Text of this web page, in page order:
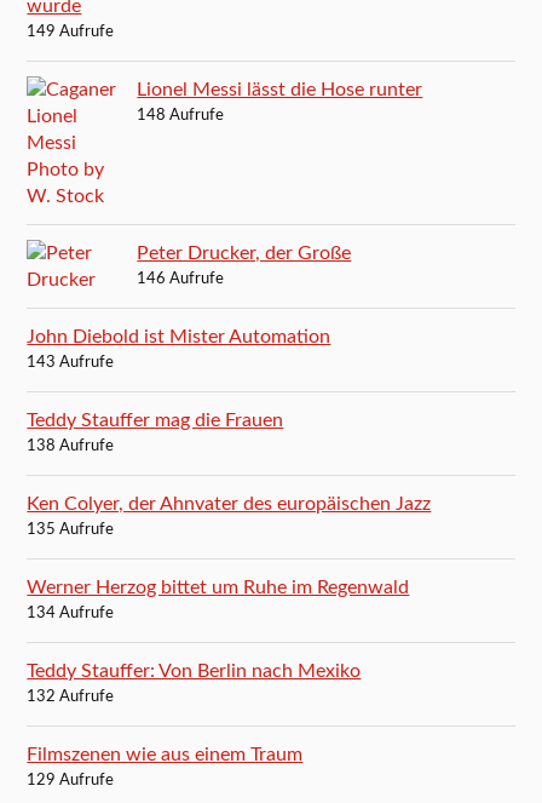
wurde
149 Aufrufe
Lionel Messi lässt die Hose runter
148 Aufrufe
Peter Drucker, der Große
146 Aufrufe
John Diebold ist Mister Automation
143 Aufrufe
Teddy Stauffer mag die Frauen
138 Aufrufe
Ken Colyer, der Ahnvater des europäischen Jazz
135 Aufrufe
Werner Herzog bittet um Ruhe im Regenwald
134 Aufrufe
Teddy Stauffer: Von Berlin nach Mexiko
132 Aufrufe
Filmszenen wie aus einem Traum
129 Aufrufe